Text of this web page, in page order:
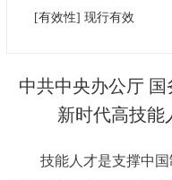
政策兑现
决策公开
政务服务
个人服务
[有效性] 现行有效
中共中央办公厅
新时代高技能
技能人才是支撑中国